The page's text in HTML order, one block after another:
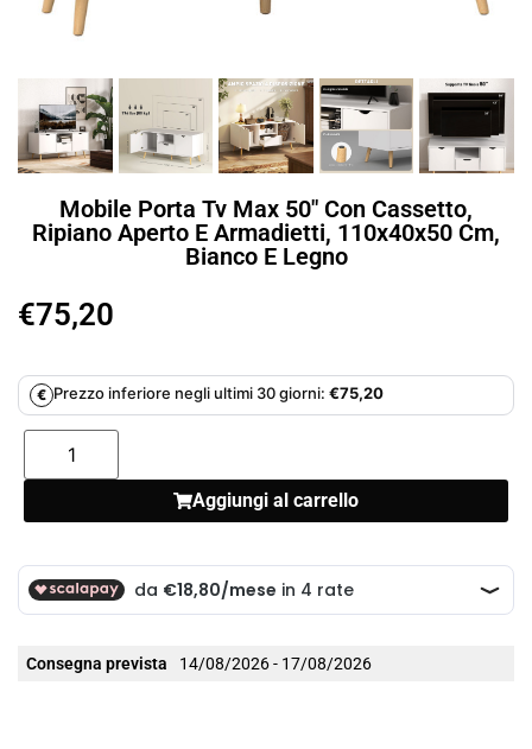
Mobile Porta Tv Max 50″ Con Cassetto,
Ripiano Aperto E Armadietti, 110x40x50 Cm,
Bianco E Legno
€75,20
€ Prezzo inferiore negli ultimi 30 giorni: €75,20
Aggiungi al carrello
Consegna prevista 14/08/2026 - 17/08/2026